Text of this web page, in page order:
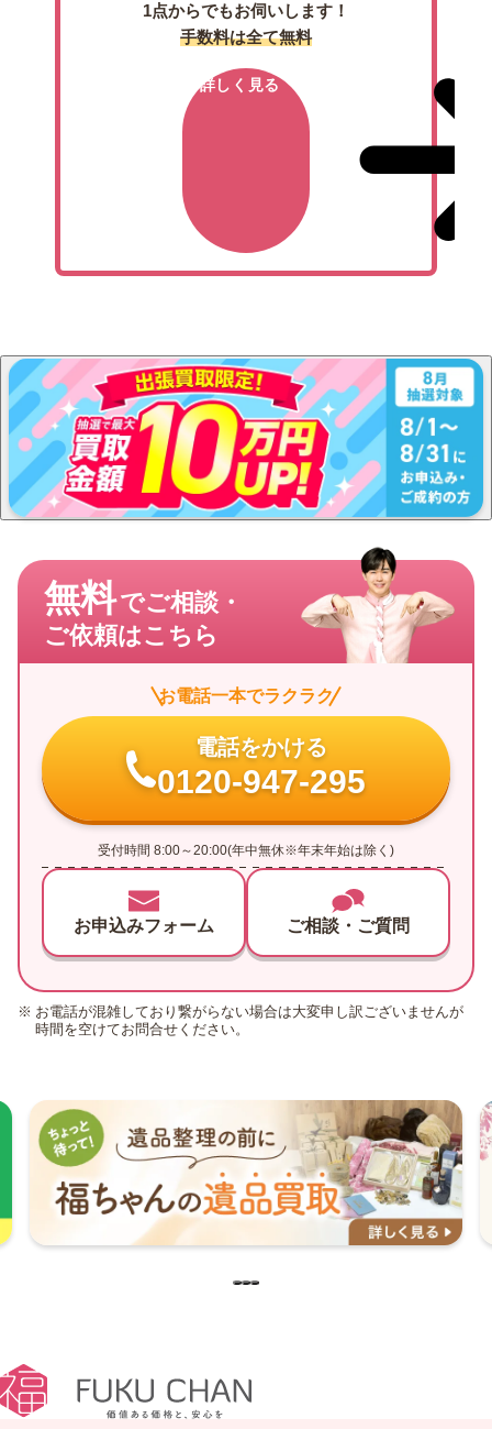
1点からでもお伺いします！
手数料は全て無料
詳しく見る
無料でご相談・
ご依頼はこちら
お電話一本でラクラク
電話をかける
0120-947-295
受付時間 8:00～20:00(年中無休※年末年始は除く)
お申込みフォーム ご相談・ご質問
お電話が混雑しており繋がらない場合は大変申し訳ございませんが
時間を空けてお問合せください。